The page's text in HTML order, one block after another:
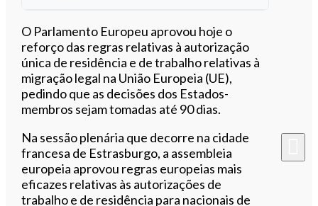
Ouvir este artigo
O Parlamento Europeu aprovou hoje o
reforço das regras relativas à autorização
única de residência e de trabalho relativas à
migração legal na União Europeia (UE),
pedindo que as decisões dos Estados-
membros sejam tomadas até 90 dias.
Na sessão plenária que decorre na cidade
francesa de Estrasburgo, a assembleia
europeia aprovou regras europeias mais
eficazes relativas às autorizações de
trabalho e de residência para nacionais de